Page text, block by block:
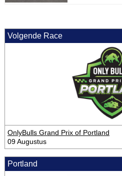
Volgende Race
OnlyBulls Grand Prix of Portland
09 Augustus
Portland